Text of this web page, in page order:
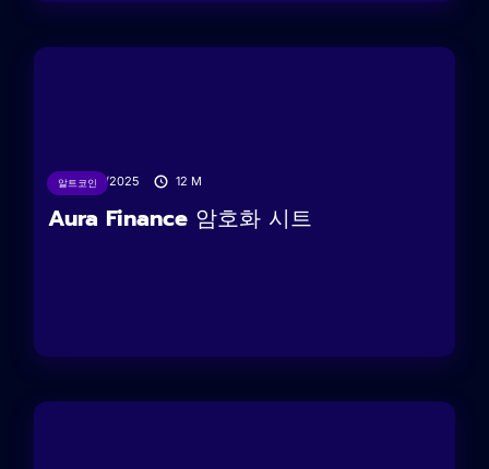
알트코인
10/02/2025 12 M
Aura Finance 암호화 시트